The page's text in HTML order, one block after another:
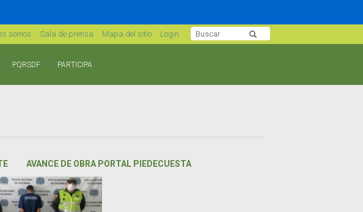
somos Sala de prensa Mapa del sitio Login
PQRSDF PARTICIPA
AVANCE DE OBRA PORTAL PIEDECUESTA